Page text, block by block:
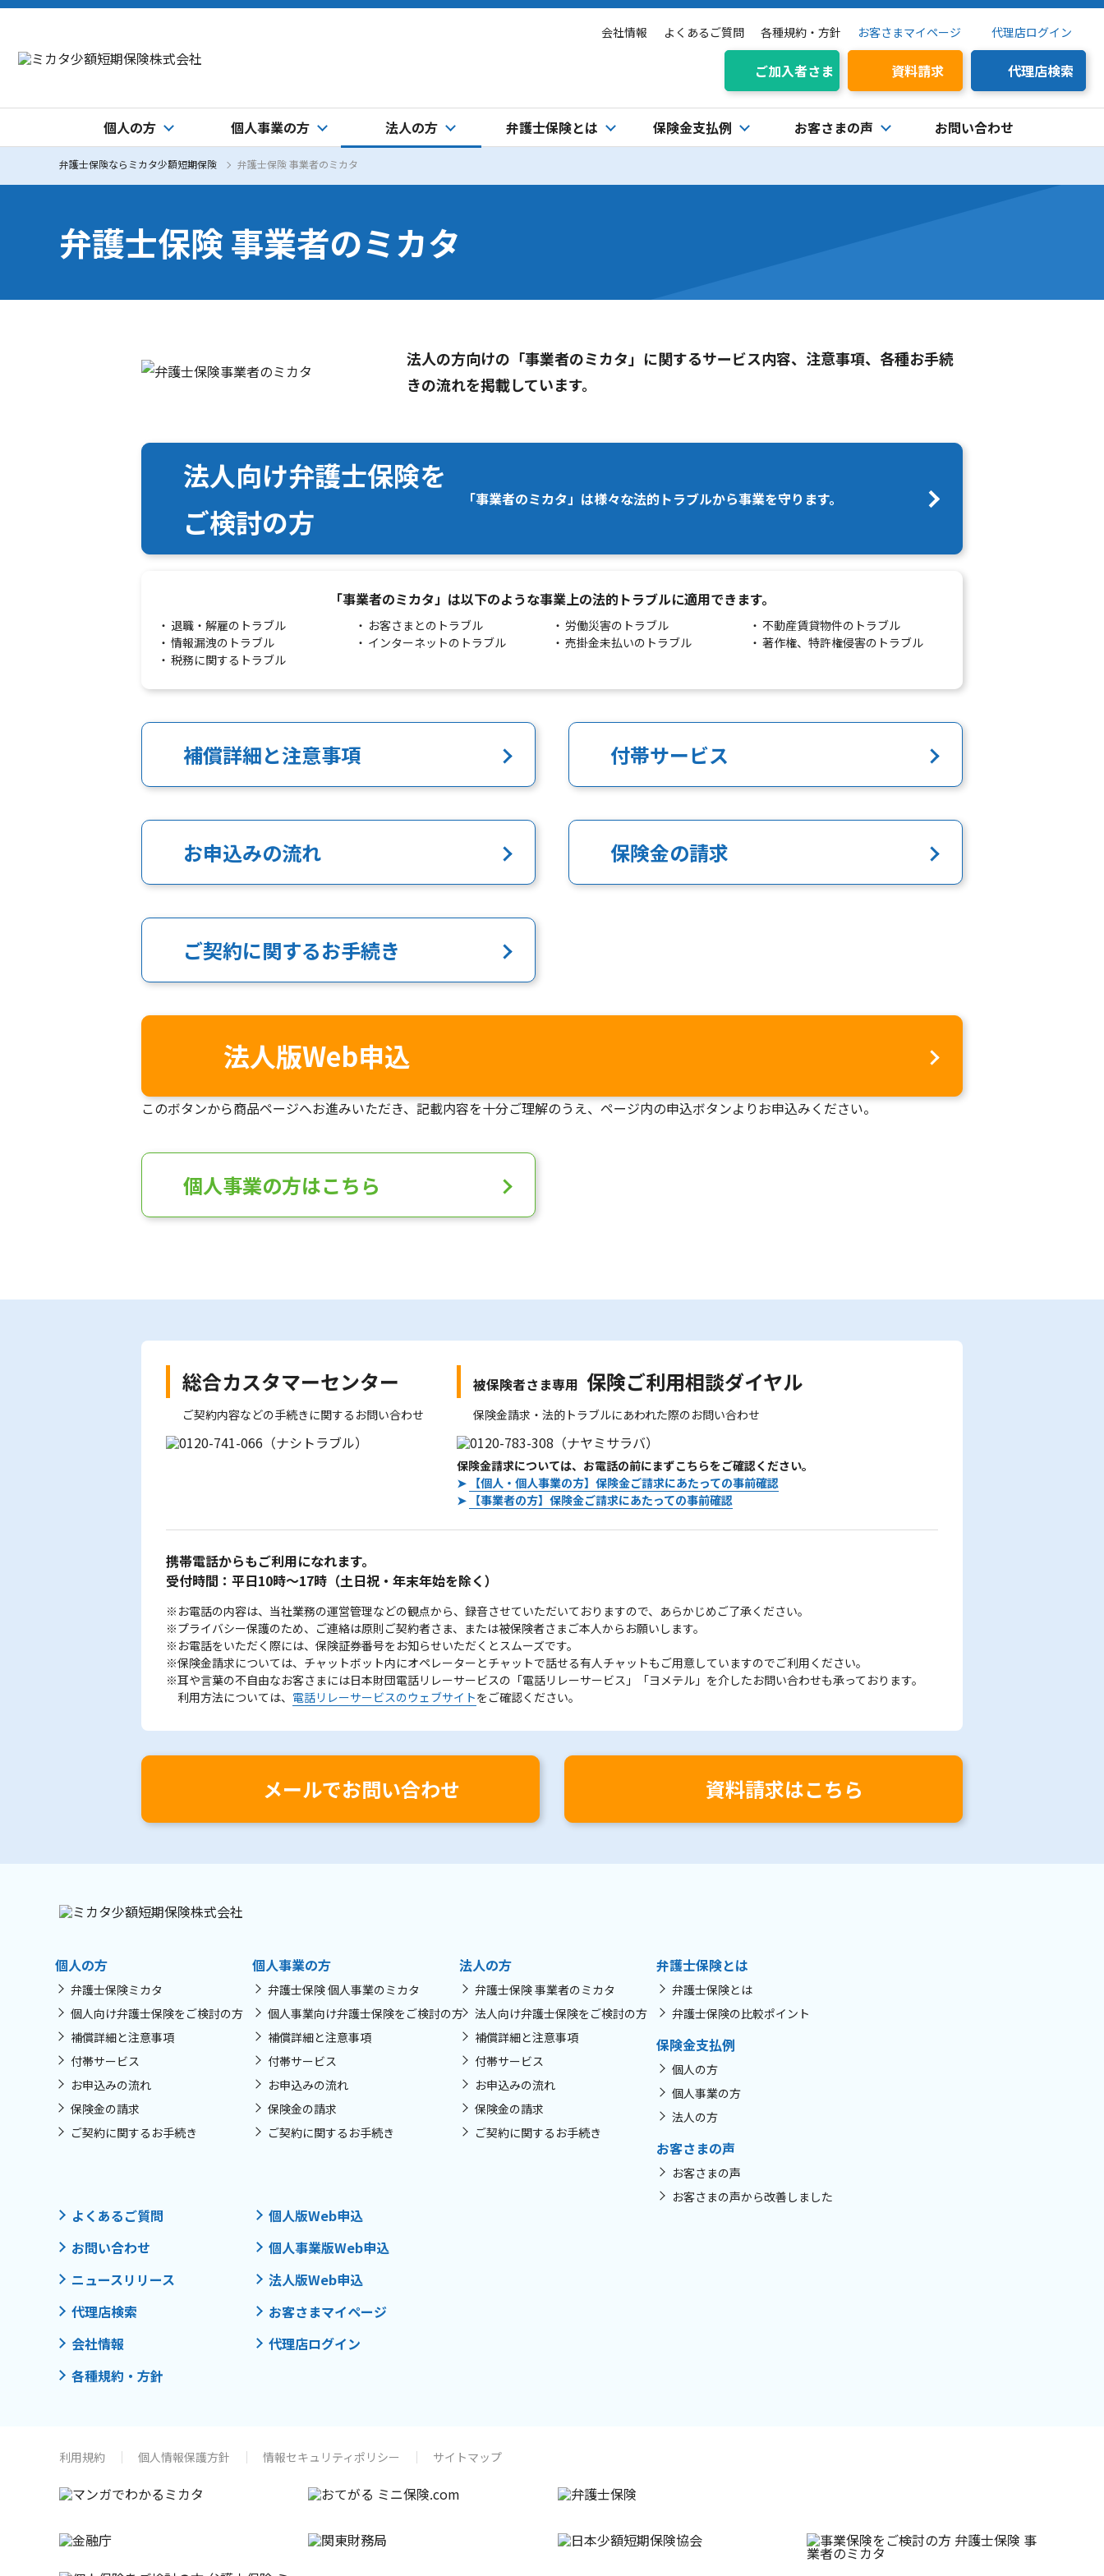
会社情報 よくあるご質問 各種規約・方針 お客さまマイページ 代理店ログイン
ご加入者さま 資料請求 代理店検索
個人の方 個人事業の方 法人の方 弁護士保険とは 保険金支払例 お客さまの声 お問い合わせ
弁護士保険ならミカタ少額短期保険 弁護士保険 事業者のミカタ
弁護士保険 事業者のミカタ
法人の方向けの「事業者のミカタ」に関するサービス内容、注意事項、各種お手続
きの流れを掲載しています。
法人向け弁護士保険を
ご検討の方
「事業者のミカタ」は様々な法的トラブルから事業を守ります。
「事業者のミカタ」は以下のような事業上の法的トラブルに適用できます。
退職・解雇のトラブル お客さまとのトラブル 労働災害のトラブル
不動産賃貸物件のトラブル
情報漏洩のトラブル
インターネットのトラブル 売掛金未払いのトラブル
著作権、特許権侵害のトラブル
税務に関するトラブル
補償詳細と注意事項 付帯サービス
お申込みの流れ 保険金の請求
ご契約に関するお手続き
法人版Web申込
このボタンから商品ページへお進みいただき、記載内容を十分ご理解のうえ、ページ内の申込ボタンよりお申込みください。
個人事業の方はこちら
総合カスタマーセンター
ご契約内容などの手続きに関するお問い合わせ
被保険者さま専用 保険ご利用相談ダイヤル
保険金請求・法的トラブルにあわれた際のお問い合わせ
保険金請求については、お電話の前にまずこちらをご確認ください。
➤ 【個人・個人事業の方】保険金ご請求にあたっての事前確認
➤ 【事業者の方】保険金ご請求にあたっての事前確認
携帯電話からもご利用になれます。
受付時間：平日10時～17時 （土日祝・年末年始を除く）
※お電話の内容は、当社業務の運営管理などの観点から、録音させていただいておりますので、あらかじめご了承ください。
※プライバシー保護のため、ご連絡は原則ご契約者さま、または被保険者さまご本人からお願いします。
※お電話をいただく際には、保険証券番号をお知らせいただくとスムーズです。
※保険金請求については、チャットボット内にオペレーターとチャットで話せる有人チャットもご用意していますのでご利用ください。
※耳や言葉の不自由なお客さまには日本財団電話リレーサービスの「電話リレーサービス」「ヨメテル」を介したお問い合わせも承っております。
利用方法については、 電話リレーサービスのウェブサイトをご確認ください。
メールでお問い合わせ 資料請求はこちら
個人の方
弁護士保険ミカタ
個人向け弁護士保険をご検討の方
補償詳細と注意事項
付帯サービス
お申込みの流れ
保険金の請求
ご契約に関するお手続き
個人事業の方
弁護士保険 個人事業のミカタ
個人事業向け弁護士保険をご検討の方
補償詳細と注意事項
付帯サービス
お申込みの流れ
保険金の請求
ご契約に関するお手続き
法人の方
弁護士保険 事業者のミカタ
法人向け弁護士保険をご検討の方
補償詳細と注意事項
付帯サービス
お申込みの流れ
保険金の請求
ご契約に関するお手続き
弁護士保険とは
弁護士保険とは
弁護士保険の比較ポイント
保険金支払例
個人の方
個人事業の方
法人の方
お客さまの声
お客さまの声
お客さまの声から改善しました
よくあるご質問
お問い合わせ
ニュースリリース
代理店検索
会社情報
各種規約・方針
個人版Web申込
個人事業版Web申込
法人版Web申込
お客さまマイページ
代理店ログイン
利用規約 個人情報保護方針 情報セキュリティポリシー サイトマップ